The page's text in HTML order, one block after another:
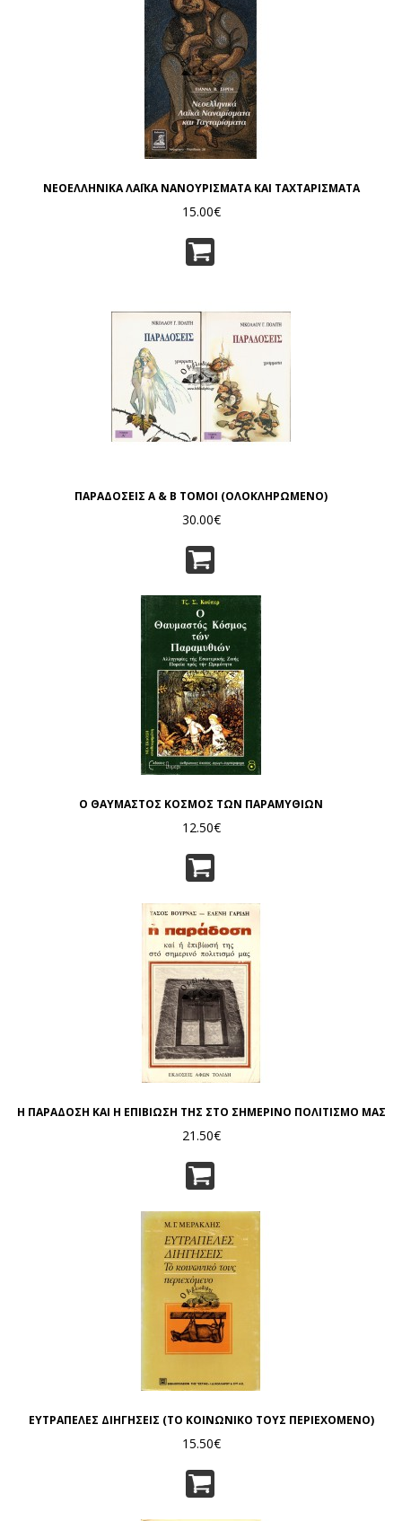
ΝΕΟΕΛΛΗΝΙΚΑ ΛΑΪΚΑ ΝΑΝΟΥΡΙΣΜΑΤΑ ΚΑΙ ΤΑΧΤΑΡΙΣΜΑΤΑ
15.00€
ΠΑΡΑΔΟΣΕΙΣ Α & Β ΤΟΜΟΙ (ΟΛΟΚΛΗΡΩΜΕΝΟ)
30.00€
Ο ΘΑΥΜΑΣΤΟΣ ΚΟΣΜΟΣ ΤΩΝ ΠΑΡΑΜΥΘΙΩΝ
12.50€
Η ΠΑΡΑΔΟΣΗ ΚΑΙ Η ΕΠΙΒΙΩΣΗ ΤΗΣ ΣΤΟ ΣΗΜΕΡΙΝΟ ΠΟΛΙΤΙΣΜΟ ΜΑΣ
21.50€
ΕΥΤΡΑΠΕΛΕΣ ΔΙΗΓΗΣΕΙΣ (ΤΟ ΚΟΙΝΩΝΙΚΟ ΤΟΥΣ ΠΕΡΙΕΧΟΜΕΝΟ)
15.50€